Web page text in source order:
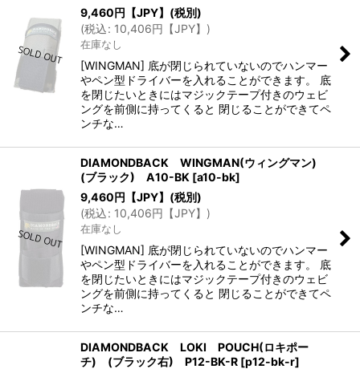
9,460円【JPY】 (税別)
(税込: 10,406円【JPY】 )
在庫なし
[WINGMAN] 底が閉じられていないのでハンマー
やペン型ドライバーを入れることができます。 底
を閉じたいときにはマジックテープ付きのウェビ
ングを前側に持ってくると 閉じることができてペ
ンチな…
DIAMONDBACK WINGMAN(ウィングマン)
(ブラック) A10-BK [a10-bk]
9,460円【JPY】 (税別)
(税込: 10,406円【JPY】 )
在庫なし
[WINGMAN] 底が閉じられていないのでハンマー
やペン型ドライバーを入れることができます。 底
を閉じたいときにはマジックテープ付きのウェビ
ングを前側に持ってくると 閉じることができてペ
ンチな…
DIAMONDBACK LOKI POUCH(ロキポー
チ) (ブラック右) P12-BK-R [p12-bk-r]